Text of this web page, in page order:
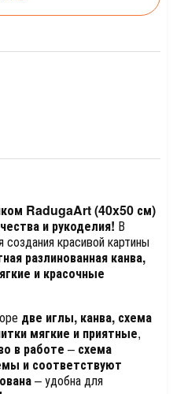
RadugaArt (40x50 см)
и рукоделия! В
красивой картины
разлинованная канва,
и красочные
две иглы, канва, схема
мягкие и приятные,
в работе – схема
и соответствуют
– удобна для